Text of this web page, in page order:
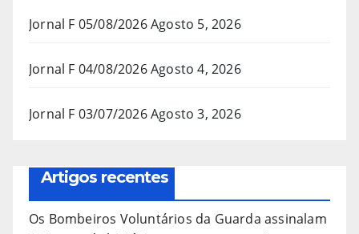
Jornal F 05/08/2026Agosto 5, 2026
Jornal F 04/08/2026Agosto 4, 2026
Jornal F 03/07/2026Agosto 3, 2026
Artigos recentes
Os Bombeiros Voluntários da Guarda assinalam